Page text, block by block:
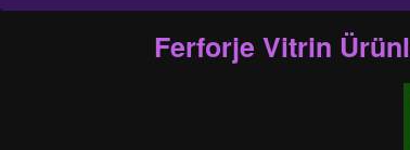
Ferforje Vitrin